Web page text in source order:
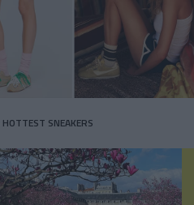
SNEAKERS